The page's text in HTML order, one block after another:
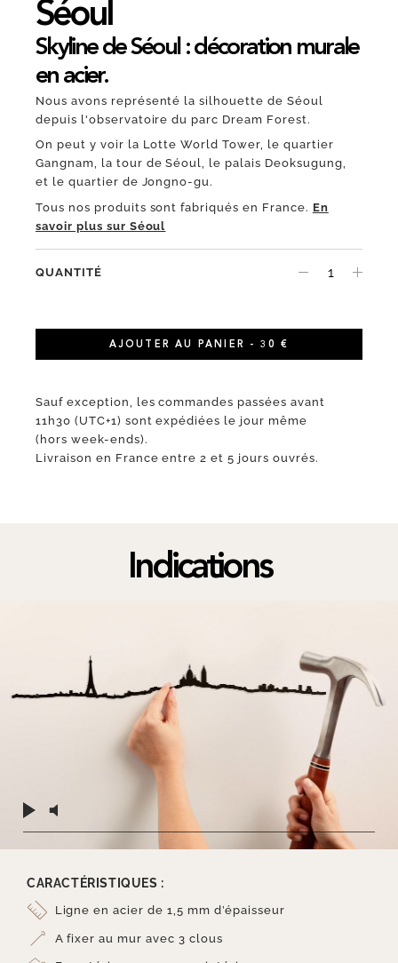
Séoul
Skyline de Séoul : décoration murale
en acier.
Nous avons représenté la silhouette de Séoul
depuis l'observatoire du parc Dream Forest.
On peut y voir la Lotte World Tower, le quartier
Gangnam, la tour de Séoul, le palais Deoksugung,
et le quartier de Jongno-gu.
Tous nos produits sont fabriqués en France. En
savoir plus sur Séoul
QUANTITÉ
AJOUTER AU PANIER - 30 €
Sauf exception, les commandes passées avant
11h30 (UTC+1) sont expédiées le jour même
(hors week-ends).
Livraison en France entre 2 et 5 jours ouvrés.
Indications
CARACTÉRISTIQUES :
Ligne en acier de 1,5 mm d’épaisseur
A fixer au mur avec 3 clous